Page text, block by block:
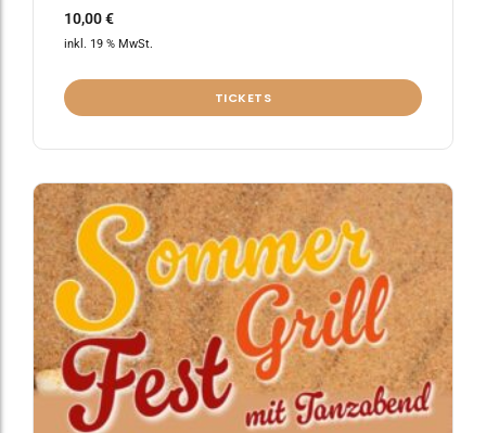
10,00€
inkl. 19 % MwSt.
TICKETS